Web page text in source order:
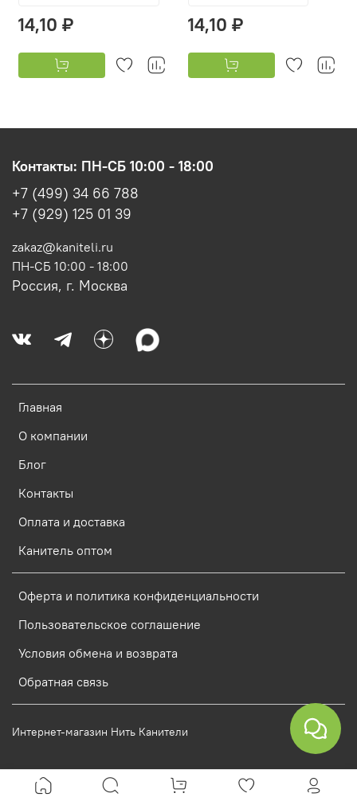
14,10 ₽ 14,10 ₽
Главная
О компании
Блог
Контакты
Оплата и доставка
Канитель оптом
Оферта и политика конфиденциальности
Пользовательское соглашение
Условия обмена и возврата
Обратная связь
Контакты: ПН-СБ 10:00 - 18:00
+7 (499) 34 66 788
+7 (929) 125 01 39
zakaz@kaniteli.ru
ПН-СБ 10:00 - 18:00
Россия, г. Москва
Интернет-магазин Нить Канители